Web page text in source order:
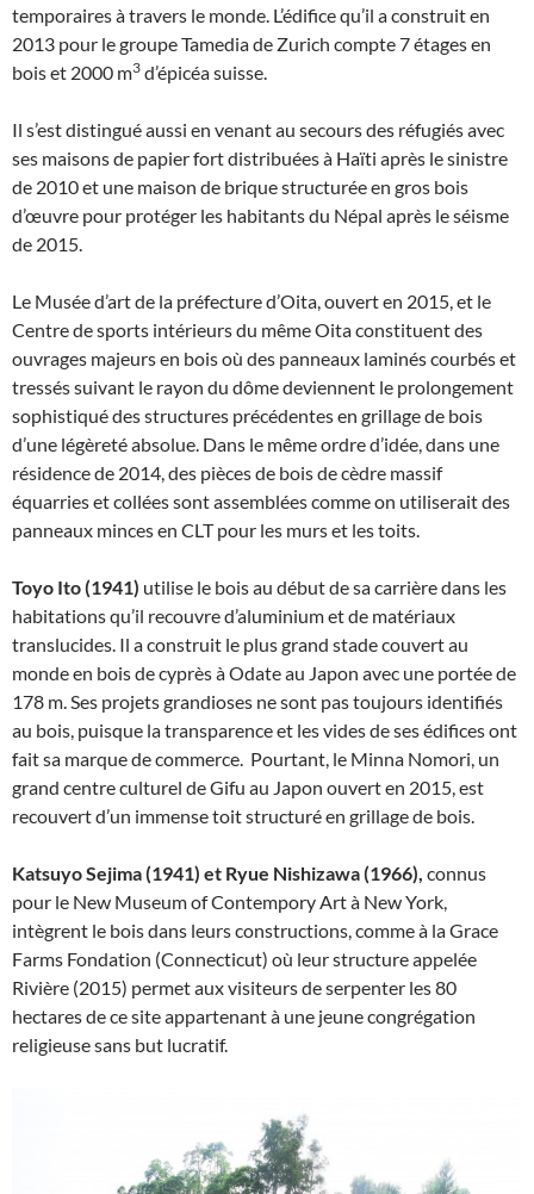
temporaires à travers le monde. L’édifice qu’il a construit en
2013 pour le groupe Tamedia de Zurich compte 7 étages en
bois et 2000 m3 d’épicéa suisse.
Il s’est distingué aussi en venant au secours des réfugiés avec
ses maisons de papier fort distribuées à Haïti après le sinistre
de 2010 et une maison de brique structurée en gros bois
d’œuvre pour protéger les habitants du Népal après le séisme
de 2015.
Le Musée d’art de la préfecture d’Oita, ouvert en 2015, et le
Centre de sports intérieurs du même Oita constituent des
ouvrages majeurs en bois où des panneaux laminés courbés et
tressés suivant le rayon du dôme deviennent le prolongement
sophistiqué des structures précédentes en grillage de bois
d’une légèreté absolue. Dans le même ordre d’idée, dans une
résidence de 2014, des pièces de bois de cèdre massif
équarries et collées sont assemblées comme on utiliserait des
panneaux minces en CLT pour les murs et les toits.
Toyo Ito (1941) utilise le bois au début de sa carrière dans les
habitations qu’il recouvre d’aluminium et de matériaux
translucides. Il a construit le plus grand stade couvert au
monde en bois de cyprès à Odate au Japon avec une portée de
178 m. Ses projets grandioses ne sont pas toujours identifiés
au bois, puisque la transparence et les vides de ses édifices ont
fait sa marque de commerce. Pourtant, le Minna Nomori, un
grand centre culturel de Gifu au Japon ouvert en 2015, est
recouvert d’un immense toit structuré en grillage de bois.
Katsuyo Sejima (1941) et Ryue Nishizawa (1966), connus
pour le New Museum of Contempory Art à New York,
intègrent le bois dans leurs constructions, comme à la Grace
Farms Fondation (Connecticut) où leur structure appelée
Rivière (2015) permet aux visiteurs de serpenter les 80
hectares de ce site appartenant à une jeune congrégation
religieuse sans but lucratif.